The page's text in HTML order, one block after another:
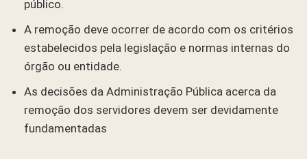
público.
A remoção deve ocorrer de acordo com os critérios
estabelecidos pela legislação e normas internas do
órgão ou entidade.
As decisões da Administração Pública acerca da
remoção dos servidores devem ser devidamente
fundamentadas